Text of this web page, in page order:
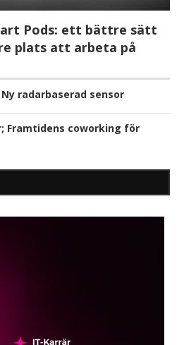
Pods: ett bättre sätt
plats att arbeta på
radarbaserad sensor
Framtidens coworking för